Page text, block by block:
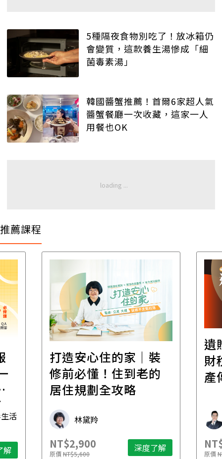
5種隔夜食物別吃了！放冰箱仍
會變質，這款養生湯慘成「細
菌毒素湯」
韓國醬蟹推薦！首爾6家超人氣
醬蟹餐廳一次收藏，這家一人
用餐也OK
推薦課程
活
解
打造安心住的家｜裝
修前必懂！住到老的
居住規劃全攻略
林黛羚
NT$2,900
原價NT$5,600 深度了解
遺
財
產
原價